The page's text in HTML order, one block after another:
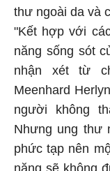
thư ngoài da và
"Kết hợp với
năng sống sót
nhận xét từ
Meenhard
người không
Nhưng ung thư
phức tạp nên
năng sẽ không